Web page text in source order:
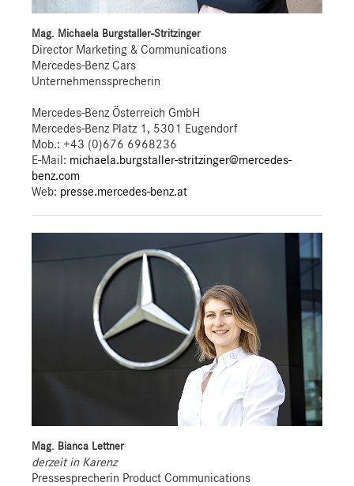
Mag. Michaela Burgstaller-Stritzinger
Director Marketing & Communications
Mercedes-Benz Cars
Unternehmenssprecherin
Mercedes-Benz Österreich GmbH
Mercedes-Benz Platz 1, 5301 Eugendorf
Mob.: +43 (0)676 6968236
E-Mail: michaela.burgstaller-stritzinger@mercedes-
benz.com
Web: presse.mercedes-benz.at
Mag. Bianca Lettner
derzeit in Karenz
Pressesprecherin Product Communications